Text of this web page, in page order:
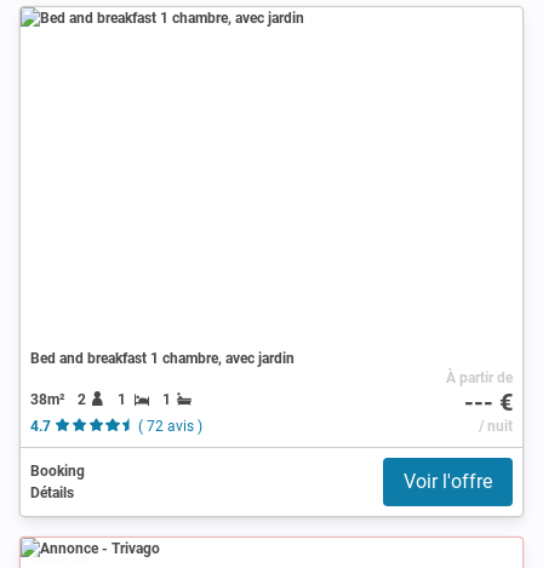
Bed and breakfast 1 chambre, avec jardin
38m² 2 1
1
4.7
( 72 avis )
À partir de
--- €
/ nuit
Booking
Détails
Voir l'offre
Annonce